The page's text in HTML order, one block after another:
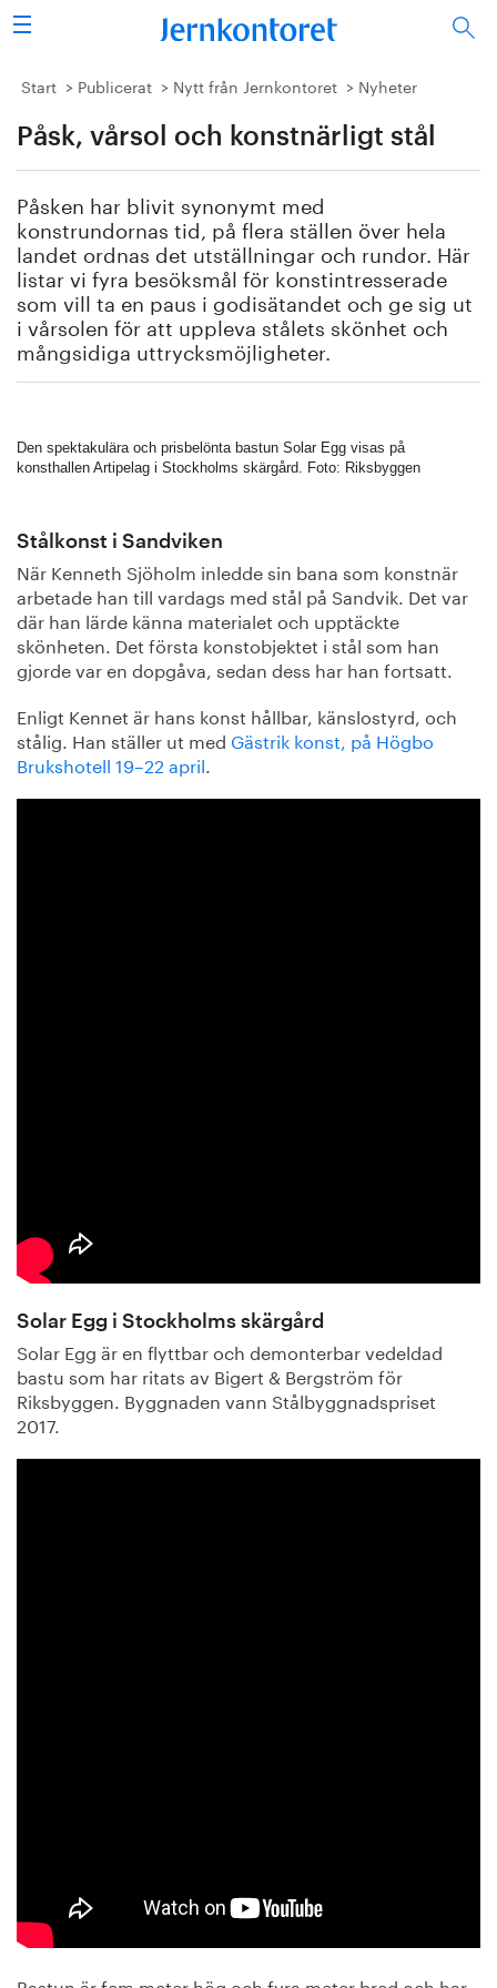
Sök
Stålindustrin
Vision 2050
Forskning/utbildning
Energi/miljö
Vi tycker
Publicerat
Om oss
Start Publicerat Nytt från Jernkontoret Nyheter
Påsk, vårsol och konstnärligt stål
Påsken har blivit synonymt med
konstrundornas tid, på flera ställen över hela
landet ordnas det utställningar och rundor. Här
listar vi fyra besöksmål för konstintresserade
som vill ta en paus i godisätandet och ge sig ut
i vårsolen för att uppleva stålets skönhet och
mångsidiga uttrycksmöjligheter.
Den spektakulära och prisbelönta bastun Solar Egg visas på
konsthallen Artipelag i Stockholms skärgård. Foto: Riksbyggen
Stålkonst i Sandviken
När Kenneth Sjöholm inledde sin bana som konstnär
arbetade han till vardags med stål på Sandvik. Det var
där han lärde känna materialet och upptäckte
skönheten. Det första konstobjektet i stål som han
gjorde var en dopgåva, sedan dess har han fortsatt.
Enligt Kennet är hans konst hållbar, känslostyrd, och
stålig. Han ställer ut med Gästrik konst, på Högbo
Brukshotell 19–22 april.
Solar Egg i Stockholms skärgård
Solar Egg är en flyttbar och demonterbar vedeldad
bastu som har ritats av Bigert & Bergström för
Riksbyggen. Byggnaden vann Stålbyggnadspriset
2017.